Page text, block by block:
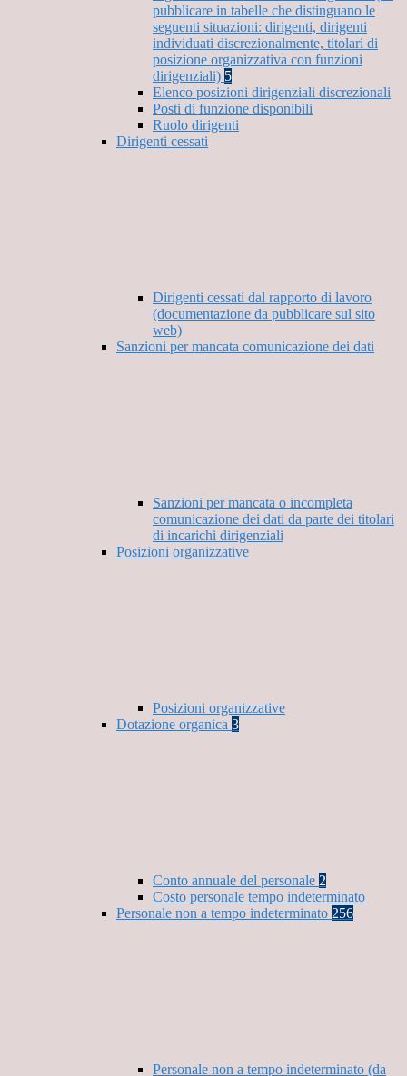
pubblicare in tabelle che distinguano le
seguenti situazioni: dirigenti, dirigenti
individuati discrezionalmente, titolari di
posizione organizzativa con funzioni
dirigenziali) 5
Elenco posizioni dirigenziali discrezionali
Posti di funzione disponibili
Ruolo dirigenti
Dirigenti cessati
Dirigenti cessati dal rapporto di lavoro
(documentazione da pubblicare sul sito
web)
Sanzioni per mancata comunicazione dei dati
Sanzioni per mancata o incompleta
comunicazione dei dati da parte dei titolari
di incarichi dirigenziali
Posizioni organizzative
Posizioni organizzative
Dotazione organica 3
Conto annuale del personale 2
Costo personale tempo indeterminato
Personale non a tempo indeterminato 256
Personale non a tempo indeterminato (da